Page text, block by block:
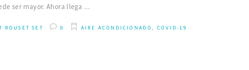
ser mayor. Ahora llega
ROUSET SET 0 AIRE ACONDICIONADO , COVID-19